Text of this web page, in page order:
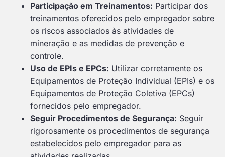
Participação em Treinamentos: Participar dos
treinamentos oferecidos pelo empregador sobre
os riscos associados às atividades de
mineração e as medidas de prevenção e
controle.
Uso de EPIs e EPCs: Utilizar corretamente os
Equipamentos de Proteção Individual (EPIs) e os
Equipamentos de Proteção Coletiva (EPCs)
fornecidos pelo empregador.
Seguir Procedimentos de Segurança: Seguir
rigorosamente os procedimentos de segurança
estabelecidos pelo empregador para as